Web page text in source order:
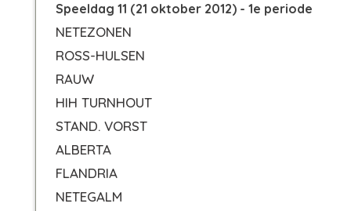
Speeldag 11 (21 oktober 2012) - 1e periode
NETEZONEN
ROSS-HULSEN
RAUW
HIH TURNHOUT
STAND. VORST
ALBERTA
FLANDRIA
NETEGALM